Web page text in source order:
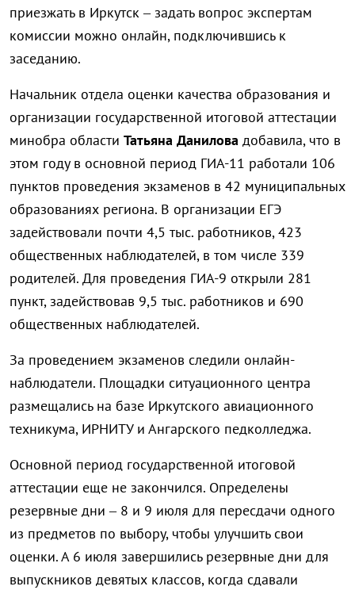
приезжать в Иркутск – задать вопрос экспертам
комиссии можно онлайн, подключившись к
заседанию.
Начальник отдела оценки качества образования и
организации государственной итоговой аттестации
минобра области Татьяна Данилова добавила, что в
этом году в основной период ГИА-11 работали 106
пунктов проведения экзаменов в 42 муниципальных
образованиях региона. В организации ЕГЭ
задействовали почти 4,5 тыс. работников, 423
общественных наблюдателей, в том числе 339
родителей. Для проведения ГИА-9 открыли 281
пункт, задействовав 9,5 тыс. работников и 690
общественных наблюдателей.
За проведением экзаменов следили онлайн-
наблюдатели. Площадки ситуационного центра
размещались на базе Иркутского авиационного
техникума, ИРНИТУ и Ангарского педколледжа.
Основной период государственной итоговой
аттестации еще не закончился. Определены
резервные дни – 8 и 9 июля для пересдачи одного
из предметов по выбору, чтобы улучшить свои
оценки. А 6 июля завершились резервные дни для
выпускников девятых классов, когда сдавали